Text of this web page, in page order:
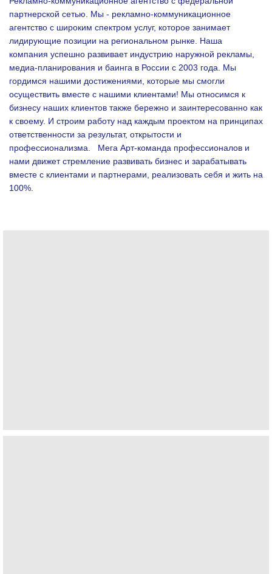
партнерской сетью. Мы - рекламно-коммуникационное
агентство с широким спектром услуг, которое занимает
лидирующие позиции на региональном рынке. Наша
компания успешно развивает индустрию наружной рекламы,
медиа-планирования и баинга в России с 2003 года. Мы
гордимся нашими достижениями, которые мы смогли
осуществить вместе с нашими клиентами! Мы относимся к
бизнесу наших клиентов также бережно и заинтересованно как
к своему. И строим работу над каждым проектом на принципах
ответственности за результат, открытости и
профессионализма. Мега Арт-команда профессионалов и
нами движет стремление развивать бизнес и зарабатывать
вместе с клиентами и партнерами, реализовать себя и жить на
100%.